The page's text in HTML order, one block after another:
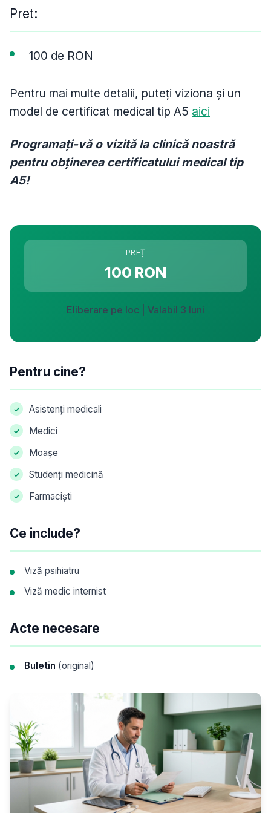
Pret:
100 de RON
Pentru mai multe detalii, puteți viziona și un
model de certificat medical tip A5 aici
Programați-vă o vizită la clinică noastră
pentru obținerea certificatului medical tip
A5!
PREȚ
100 RON
Eliberare pe loc | Valabil 3 luni
Pentru cine?
Asistenți medicali
Medici
Moașe
Studenți medicină
Farmaciști
Ce include?
Viză psihiatru
Viză medic internist
Acte necesare
Buletin (original)